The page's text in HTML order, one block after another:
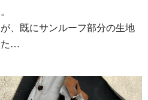
、既にサンルーフ部分の生地
た…